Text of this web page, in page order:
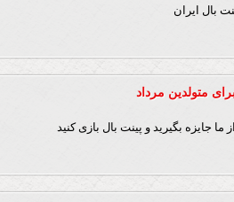
بال ایران
ما جایزه بگیرید و پینت بال بازی کنید